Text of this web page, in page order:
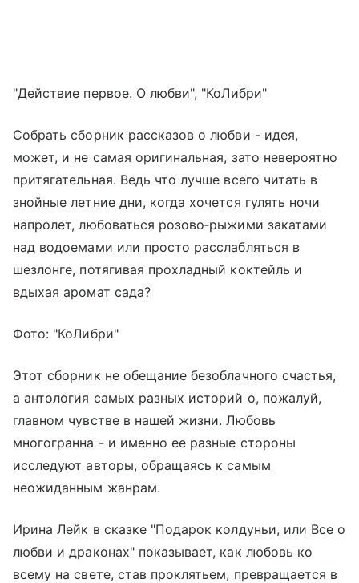
"Действие первое. О любви", "КоЛибри"
Собрать сборник рассказов о любви - идея,
может, и не самая оригинальная, зато невероятно
притягательная. Ведь что лучше всего читать в
знойные летние дни, когда хочется гулять ночи
напролет, любоваться розово‑рыжими закатами
над водоемами или просто расслабляться в
шезлонге, потягивая прохладный коктейль и
вдыхая аромат сада?
Фото: "КоЛибри"
Этот сборник не обещание безоблачного счастья,
а антология самых разных историй о, пожалуй,
главном чувстве в нашей жизни. Любовь
многогранна - и именно ее разные стороны
исследуют авторы, обращаясь к самым
неожиданным жанрам.
Ирина Лейк в сказке "Подарок колдуньи, или Все о
любви и драконах" показывает, как любовь ко
всему на свете, став проклятьем, превращается в